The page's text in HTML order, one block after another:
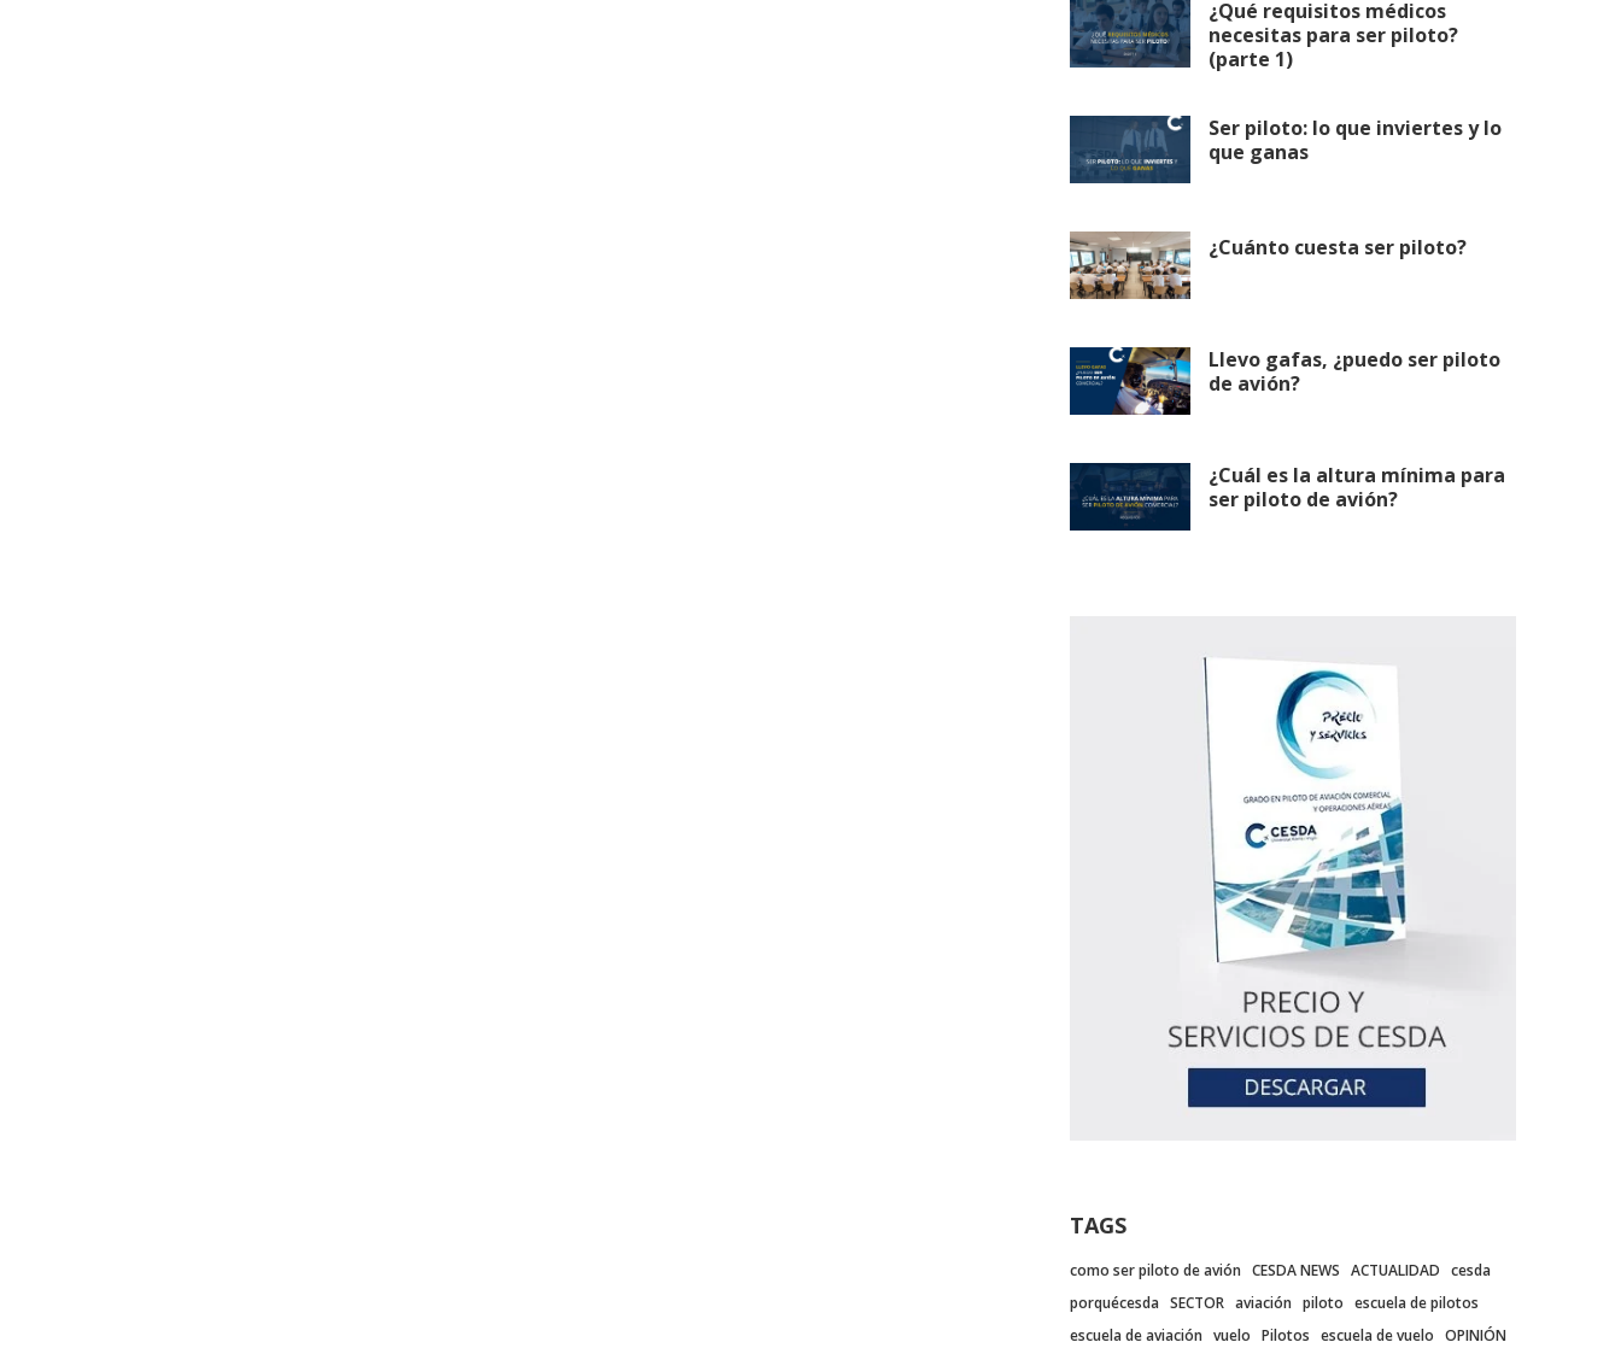
¿Qué requisitos médicos
necesitas para ser piloto?
(parte 1)
Ser piloto: lo que inviertes y lo
que ganas
¿Cuánto cuesta ser piloto?
Llevo gafas, ¿puedo ser piloto
de avión?
¿Cuál es la altura mínima para
ser piloto de avión?
TAGS
como ser piloto de avión CESDA NEWS ACTUALIDAD cesda
porquécesda SECTOR aviación piloto escuela de pilotos
escuela de aviación vuelo Pilotos escuela de vuelo OPINIÓN